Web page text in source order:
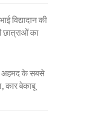
विद्यादान की
छात्राओं का
अहमद के सबसे
कार बेकाबू